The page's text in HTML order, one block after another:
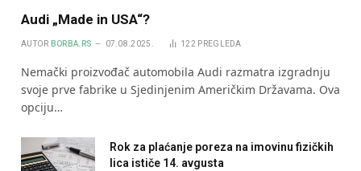
Audi „Made in USA“?
AUTOR BORBA.RS 07.08.2025. 122 PREGLEDA
Nemački proizvođač automobila Audi razmatra izgradnju
svoje prve fabrike u Sjedinjenim Američkim Državama. Ova
opciju…
Rok za plaćanje poreza na imovinu fizičkih
lica ističe 14. avgusta